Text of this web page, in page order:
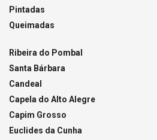
Pintadas
Queimadas
Ribeira do Pombal
Santa Bárbara
Candeal
Capela do Alto Alegre
Capim Grosso
Euclides da Cunha